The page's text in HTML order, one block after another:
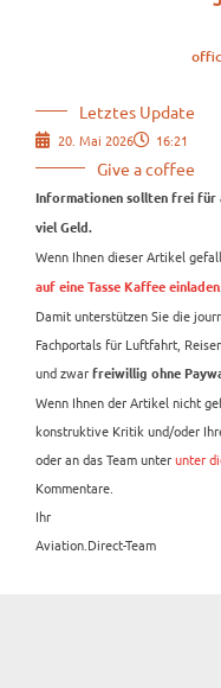
Letztes Update
20. Mai 2026 16:21
Give a coffee
Informationen sollten frei für
viel Geld.
Wenn Ihnen dieser Artikel
auf eine Tasse Kaffee einladen
Damit unterstützen Sie die
Fachportals für Luftfahrt,
und zwar freiwillig ohne
Wenn Ihnen der Artikel nicht
konstruktive Kritik und/oder
oder an das Team unterunter
Kommentare.
Ihr
Aviation.Direct-Team